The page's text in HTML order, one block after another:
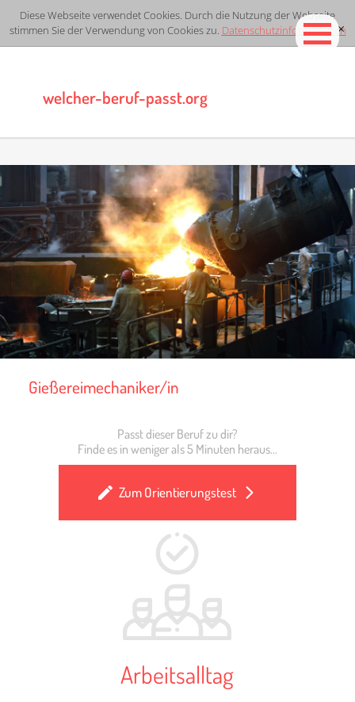
Diese Webseite verwendet Cookies. Durch die Nutzung der Webseite
stimmen Sie der Verwendung von Cookies zu. Datenschutzinformationen
[x]
welcher-beruf-passt.org
Gießereimechaniker/in
Passt dieser Beruf zu dir?
Finde es in weniger als 5 Minuten heraus...
Zum Orientierungstest
Arbeitsalltag